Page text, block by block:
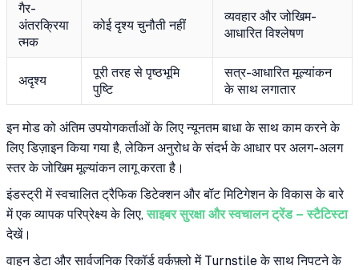
गैर-
अंतरक्रिया
त्मक
कोई दृश्य चुनौती नहीं
व्यवहार और जोखिम-
आधारित विश्लेषण
अदृश्य
पूरी तरह से पृष्ठभूमि
पुष्टि
सत्र-आधारित मूल्यांकन
के साथ लगातार
इन मोड को अंतिम उपयोगकर्ताओं के लिए न्यूनतम बाधा के साथ काम करने के
लिए डिज़ाइन किया गया है, लेकिन अनुरोध के संदर्भ के आधार पर अलग-अलग
स्तर के जोखिम मूल्यांकन लागू करता है।
इंडस्ट्री में स्वचालित ट्रैफिक डिटेक्शन और बॉट मिटिगेशन के विकास के बारे
में एक व्यापक परिप्रेक्ष्य के लिए,साइबर सुरक्षा और स्वचालन ट्रेंड – स्टैटिस्टा
देखें।
वाहन डेटा और सार्वजनिक रिकॉर्ड वर्कफ़्लो में Turnstile के साथ निपटने के